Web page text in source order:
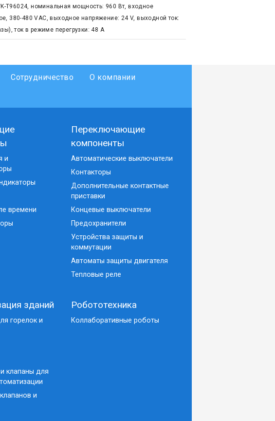
T96024, номинальная мощность: 960 Вт, входное
380-480 VAC, выходное напряжение: 24 V, выходной ток:
ток в режиме перегрузки: 48 А
Сотрудничество
О компании
и
времени
Переключающие
компоненты
Автоматические выключатели
Контакторы
Дополнительные контактные
приставки
Концевые выключатели
Предохранители
Устройства защиты и
коммутации
Автоматы защиты двигателя
Тепловые реле
зданий
горелок и
клапаны для
и
Робототехника
Коллаборативные роботы